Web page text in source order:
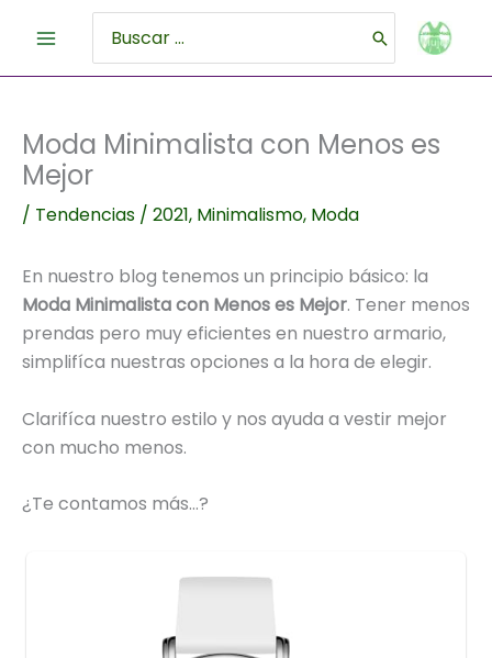
contenido
Buscar
por:
Moda Minimalista con Menos es
Mejor
/ Tendencias / 2021, Minimalismo, Moda
En nuestro blog tenemos un principio básico: la
Moda Minimalista con Menos es Mejor. Tener menos
prendas pero muy eficientes en nuestro armario,
simplifíca nuestras opciones a la hora de elegir.
Clarifíca nuestro estilo y nos ayuda a vestir mejor
con mucho menos.
¿Te contamos más…?